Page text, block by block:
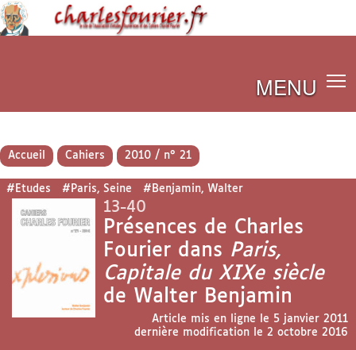
MENU
Accueil Cahiers 2010 / n° 21
#Etudes #Paris, Seine #Benjamin, Walter
13-40
Présences de Charles
Fourier dans Paris,
Capitale du XIXe siècle
de Walter Benjamin
Article mis en ligne le 5 janvier 2011
dernière modification le 2 octobre 2016